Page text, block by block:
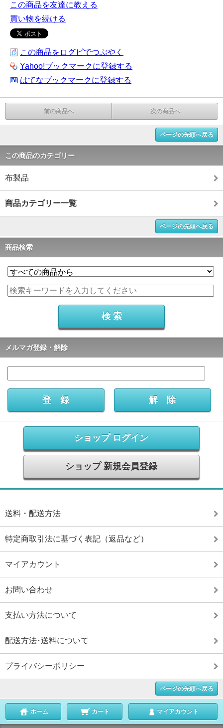
この商品を友達に教える
買い物を続ける
この商品をログピでつぶやく
Yahoo!ブックマークに登録する
はてなブックマークに登録する
前の商品へ 次の商品へ
ページの先頭へ戻る
この商品のカテゴリー
布製品
商品カテゴリー一覧
ページの先頭へ戻る
商品検索
メルマガ登録・解除
ショップ ログイン
ショップ 新規会員登録
送料・配送方法
特定商取引法に基づく表記（返品など）
マイアカウント
お問い合わせ
支払い方法について
配送方法･送料について
プライバシーポリシー
ページの先頭へ戻る
ホーム カート マイアカウント